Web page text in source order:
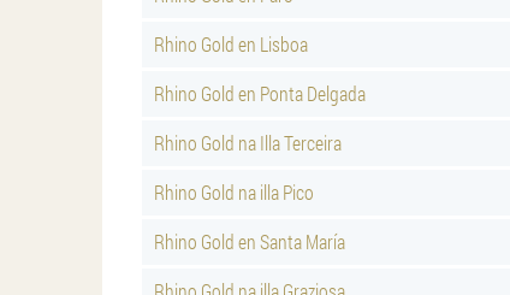
Rhino Gold en Lisboa
Rhino Gold en Ponta Delgada
Rhino Gold na Illa Terceira
Rhino Gold na illa Pico
Rhino Gold en Santa María